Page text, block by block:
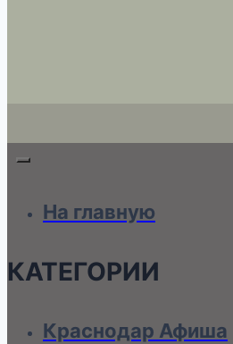
На главную
КАТЕГОРИИ
Краснодар Афиша